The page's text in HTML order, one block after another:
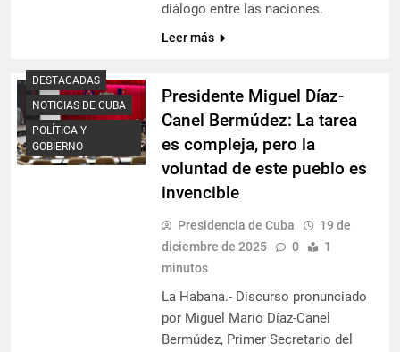
diálogo entre las naciones.
Leer más
DESTACADAS
NOTICIAS DE CUBA
POLÍTICA Y
GOBIERNO
Presidente Miguel Díaz-
Canel Bermúdez: La tarea
es compleja, pero la
voluntad de este pueblo es
invencible
Presidencia de Cuba
19 de
diciembre de 2025
0
1
minutos
La Habana.- Discurso pronunciado
por Miguel Mario Díaz-Canel
Bermúdez, Primer Secretario del